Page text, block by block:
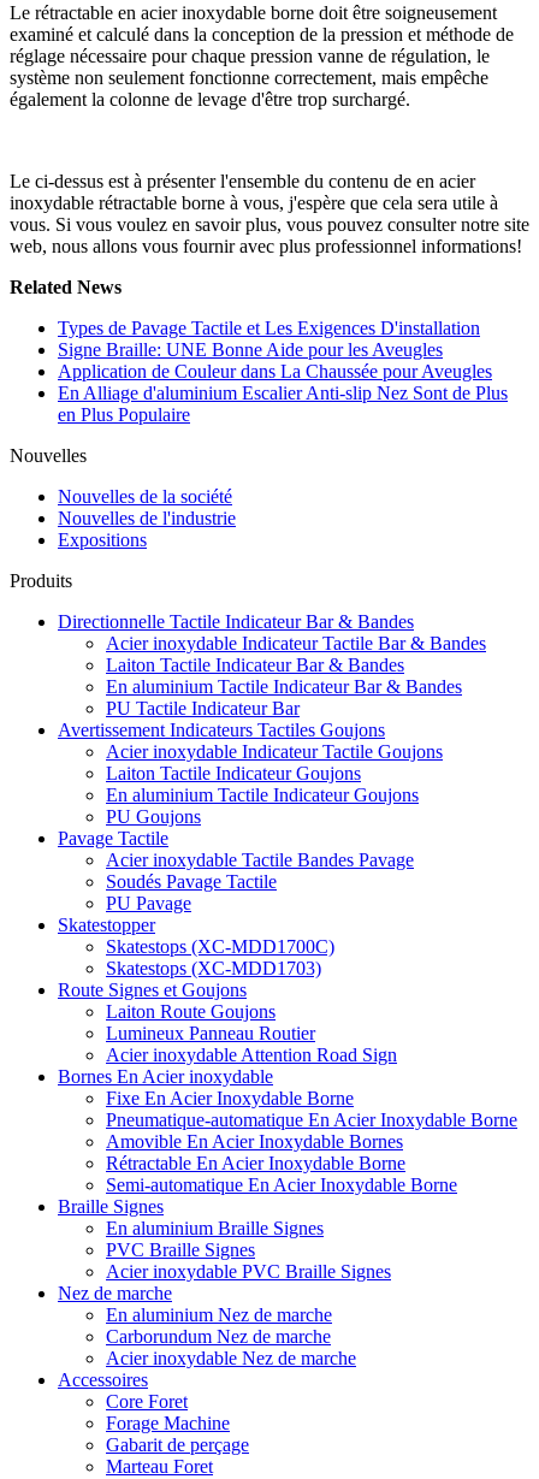
Le rétractable en acier inoxydable borne doit être soigneusement
examiné et calculé dans la conception de la pression et méthode de
réglage nécessaire pour chaque pression vanne de régulation, le
système non seulement fonctionne correctement, mais empêche
également la colonne de levage d'être trop surchargé.
Le ci-dessus est à présenter l'ensemble du contenu de en acier
inoxydable rétractable borne à vous, j'espère que cela sera utile à
vous. Si vous voulez en savoir plus, vous pouvez consulter notre site
web, nous allons vous fournir avec plus professionnel informations!
Related News
Types de Pavage Tactile et Les Exigences D'installation
Signe Braille: UNE Bonne Aide pour les Aveugles
Application de Couleur dans La Chaussée pour Aveugles
En Alliage d'aluminium Escalier Anti-slip Nez Sont de Plus
en Plus Populaire
Nouvelles
Nouvelles de la société
Nouvelles de l'industrie
Expositions
Produits
Directionnelle Tactile Indicateur Bar & Bandes
Acier inoxydable Indicateur Tactile Bar & Bandes
Laiton Tactile Indicateur Bar & Bandes
En aluminium Tactile Indicateur Bar & Bandes
PU Tactile Indicateur Bar
Avertissement Indicateurs Tactiles Goujons
Acier inoxydable Indicateur Tactile Goujons
Laiton Tactile Indicateur Goujons
En aluminium Tactile Indicateur Goujons
PU Goujons
Pavage Tactile
Acier inoxydable Tactile Bandes Pavage
Soudés Pavage Tactile
PU Pavage
Skatestopper
Skatestops (XC-MDD1700C)
Skatestops (XC-MDD1703)
Route Signes et Goujons
Laiton Route Goujons
Lumineux Panneau Routier
Acier inoxydable Attention Road Sign
Bornes En Acier inoxydable
Fixe En Acier Inoxydable Borne
Pneumatique-automatique En Acier Inoxydable Borne
Amovible En Acier Inoxydable Bornes
Rétractable En Acier Inoxydable Borne
Semi-automatique En Acier Inoxydable Borne
Braille Signes
En aluminium Braille Signes
PVC Braille Signes
Acier inoxydable PVC Braille Signes
Nez de marche
En aluminium Nez de marche
Carborundum Nez de marche
Acier inoxydable Nez de marche
Accessoires
Core Foret
Forage Machine
Gabarit de perçage
Marteau Foret